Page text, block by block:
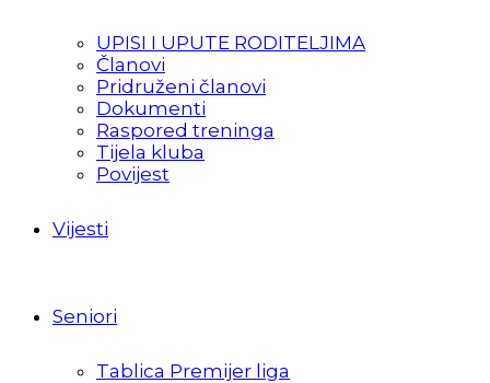
UPISI I UPUTE RODITELJIMA
Članovi
Pridruženi članovi
Dokumenti
Raspored treninga
Tijela kluba
Povijest
Vijesti
Seniori
Tablica Premijer liga